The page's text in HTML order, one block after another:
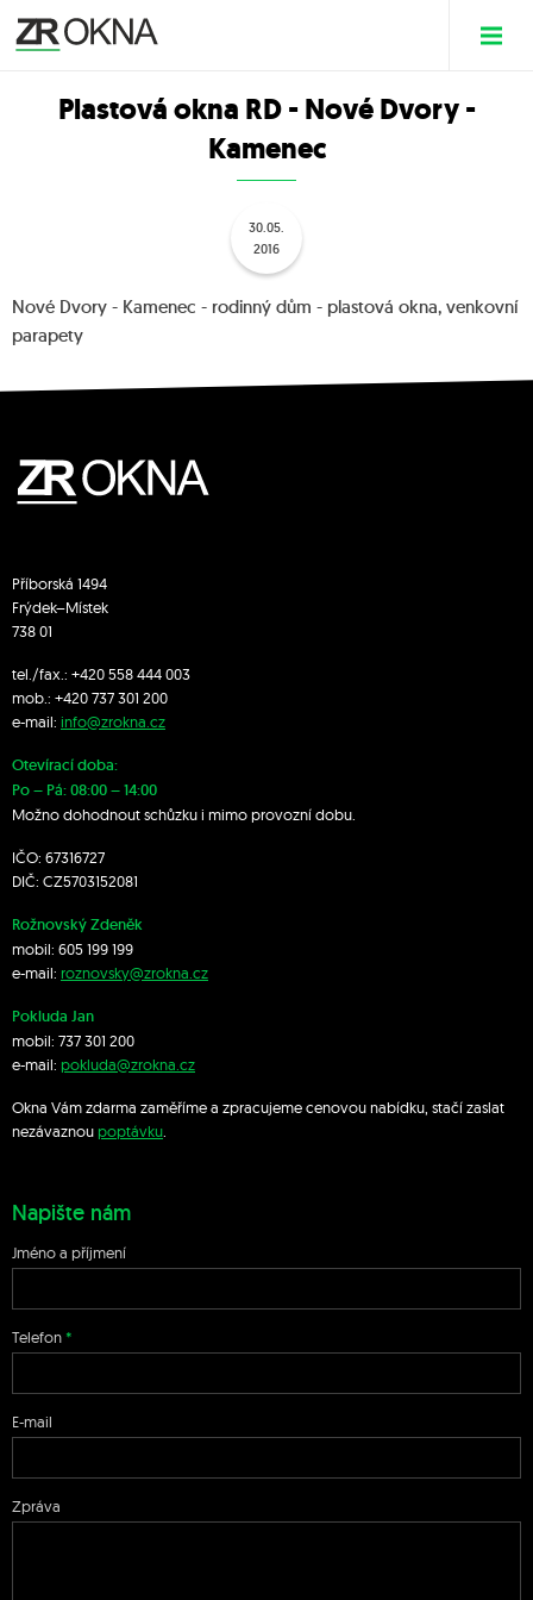
Plastová okna RD - Nové Dvory -
Kamenec
30.05.
2016
Nové Dvory - Kamenec - rodinný dům - plastová okna, venkovní
parapety
Příborská 1494
Frýdek–Místek
738 01
tel./fax.: +420 558 444 003
mob.: +420 737 301 200
e-mail: info@zrokna.cz
Otevírací doba:
Po – Pá: 08:00 – 14:00
Možno dohodnout schůzku i mimo provozní dobu.
IČO: 67316727
DIČ: CZ5703152081
Rožnovský Zdeněk
mobil: 605 199 199
e-mail: roznovsky@zrokna.cz
Pokluda Jan
mobil: 737 301 200
e-mail: pokluda@zrokna.cz
Okna Vám zdarma zaměříme a zpracujeme cenovou nabídku, stačí zaslat
nezávaznoupoptávku
Napište nám
Jméno a příjmení
Telefon
E-mail
Zpráva